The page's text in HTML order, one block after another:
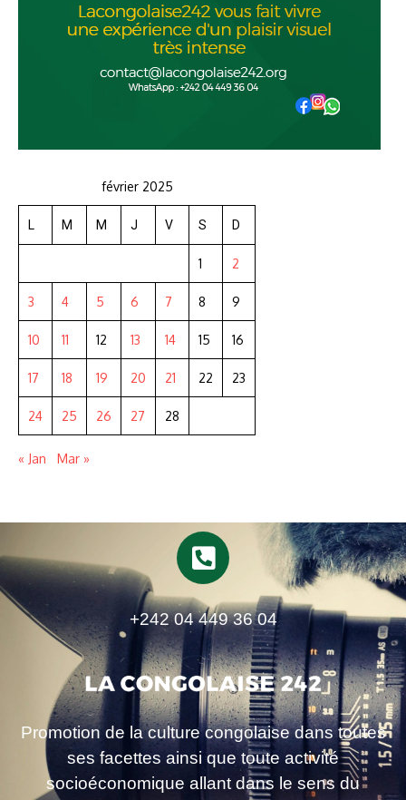
février 2025
L M M J V S D
1 2
3 4 5 6 7 8 9
10 11 12 13 14 15 16
17 18 19 20 21 22 23
24 25 26 27 28
« Jan Mar »
+242 04 449 36 04
Promotion de la culture congolaise dans toutes
ses facettes ainsi que toute activité
socioéconomique allant dans le sens du